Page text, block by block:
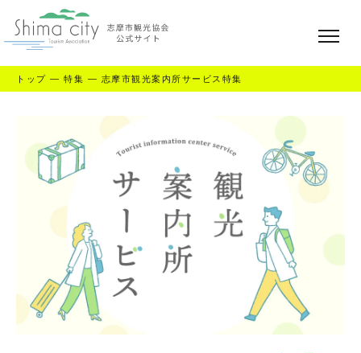
トップ — 特集 — 志摩市観光案内所サービス特集